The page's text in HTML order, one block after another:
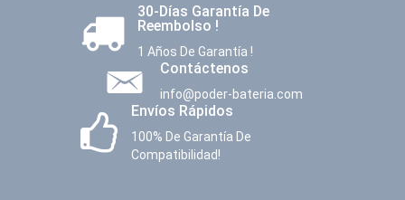
30-Días Garantía De
Reembolso !
1 Años De Garantía !
Contáctenos
info@poder-bateria.com
Envíos Rápidos
100% De Garantía De
Compatibilidad!